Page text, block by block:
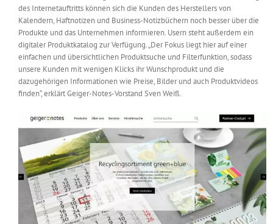
Messen & Events
Unternehmen
Interviews
Wissen
Product Guide
Jobshop
des Internetauftritts können sich die Kunden des Herstellers von
Kalendern, Haftnotizen und Business-Notizbüchern noch besser über die
Produkte und das Unternehmen informieren. Usern steht außerdem ein
digitaler Produktkatalog zur Verfügung. „Der Fokus liegt hier auf einer
einfachen und übersichtlichen Produktsuche und Filterfunktion, sodass
unsere Kunden mit wenigen Klicks ihr Wunschprodukt und die
dazugehörigen Informationen wie Preise, Bilder und auch Produktvideos
finden“, erklärt Geiger-Notes-Vorstand Sven Weiß.